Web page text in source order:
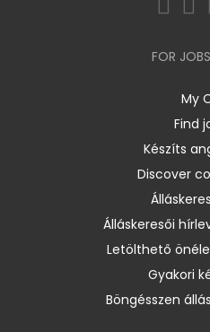
FOR
My
Find
Készíts
Discover
Álláskeresői
Letölthető
Gyakori
Böngésszen